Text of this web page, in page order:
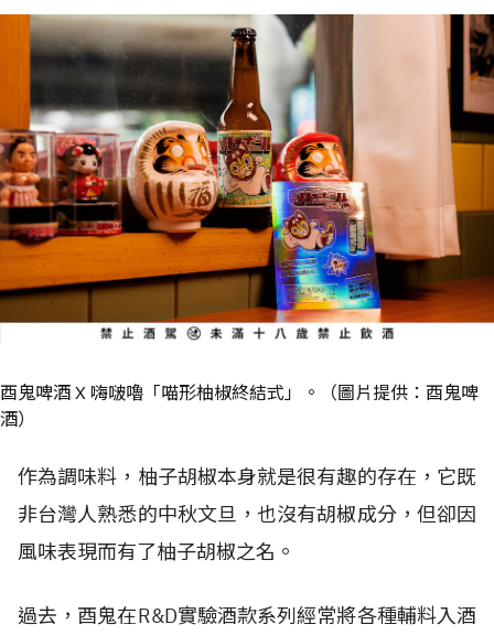
酉鬼啤酒 X 嗨啵嚕「喵形柚椒終結式」。（圖片提供：酉鬼啤
酒）
作為調味料，柚子胡椒本身就是很有趣的存在，它既
非台灣人熟悉的中秋文旦，也沒有胡椒成分，但卻因
風味表現而有了柚子胡椒之名。
過去，酉鬼在R&D實驗酒款系列經常將各種輔料入酒